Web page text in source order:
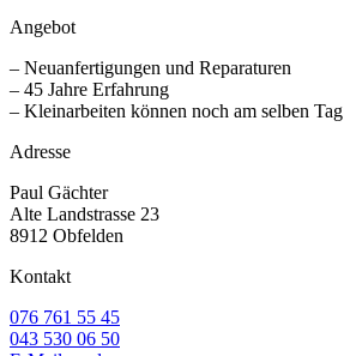
Angebot
– Neuanfertigungen und Reparaturen
– 45 Jahre Erfahrung
– Kleinarbeiten können noch am selben
Adresse
Paul Gächter
Alte Landstrasse 23
8912 Obfelden
Kontakt
076 761 55 45
043 530 06 50